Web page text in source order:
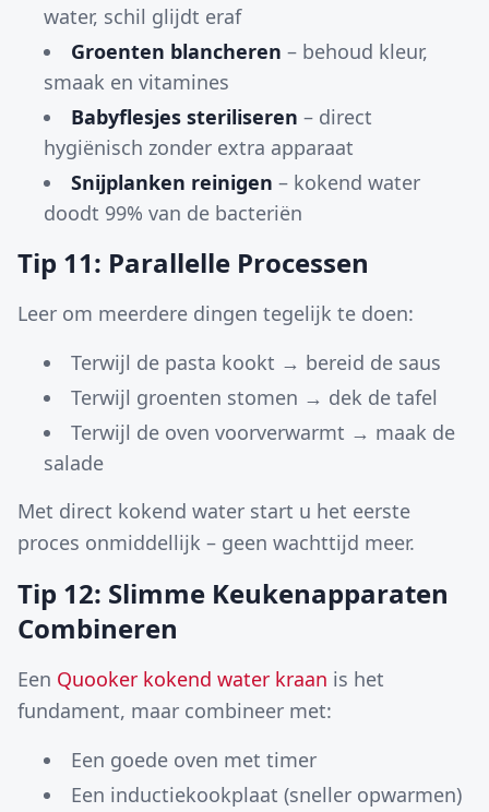
water, schil glijdt eraf
Groenten blancheren – behoud kleur,
smaak en vitamines
Babyflesjes steriliseren – direct
hygiënisch zonder extra apparaat
Snijplanken reinigen – kokend water
doodt 99% van de bacteriën
Tip 11: Parallelle Processen
Leer om meerdere dingen tegelijk te doen:
Terwijl de pasta kookt → bereid de saus
Terwijl groenten stomen → dek de tafel
Terwijl de oven voorverwarmt → maak de
salade
Met direct kokend water start u het eerste
proces onmiddellijk – geen wachttijd meer.
Tip 12: Slimme Keukenapparaten
Combineren
Een Quooker kokend water kraan is het
fundament, maar combineer met:
Een goede oven met timer
Een inductiekookplaat (sneller opwarmen)